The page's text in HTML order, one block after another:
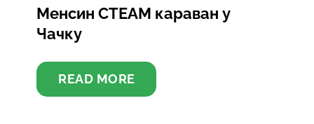
он
Менсин СТЕАМ караван у
Чачку
READ MORE